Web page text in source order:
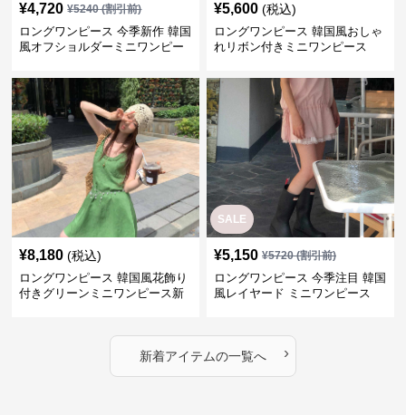
¥4,720 ¥5240(割引前)
ロングワンピース 今季新作 韓国
風オフショルダーミニワンピー
¥5,600 (税込)
ロングワンピース 韓国風おしゃ
れリボン付きミニワンピース
¥8,180 (税込)
ロングワンピース 韓国風花飾り
付きグリーンミニワンピース新
SALE
¥5,150 ¥5720(割引前)
ロングワンピース 今季注目 韓国
風レイヤード ミニワンピース
新着アイテムの一覧へ ›